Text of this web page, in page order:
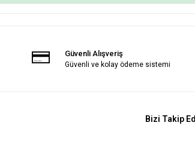
Güvenli Alışveriş
Güvenli ve kolay ödeme sistemi
Bizi Takip